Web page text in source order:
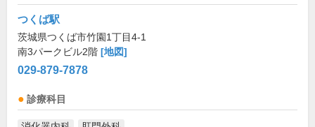
つくば駅
茨城県つくば市竹園1丁目4-1
南3パークビル2階 [地図]
029-879-7878
診療科目